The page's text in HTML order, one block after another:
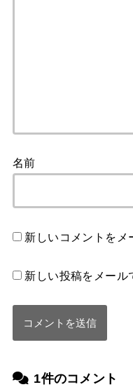
1件のコメント
名前
新しいコメントをメ
新しい投稿をメール